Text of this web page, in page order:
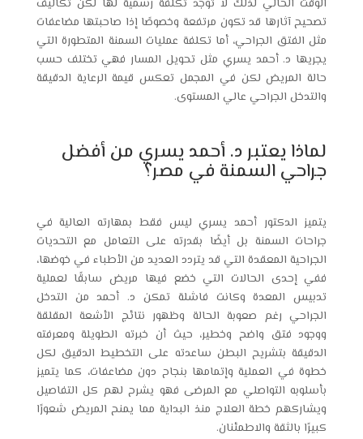
الوقت الحالي لذلك لا توجد تكلفة رسمية لها لكن تكاليف
تصحيح آثارها قد تكون مرتفعة وخصوصًا إذا صاحبتها مضاعفات
مثل الفتق الجراحي، أما تكلفة عمليات السمنة المتطورة التي
يجريها د. أحمد يسري مثل تحويل المسار فهي تختلف حسب
حالة المريض لكن في المجمل تعكس قيمة الرعاية الدقيقة
والتدخل الجراحي عالي المستوى.
لماذا يعتبر د. أحمد يسري من أفضل
جراحي السمنة في مصر؟
يتميز الدكتور أحمد يسري ليس فقط بمهارته العالية في
جراحات السمنة بل أيضًا بقدرته على التعامل مع التحديات
الجراحية المعقدة التي قد يتردد العديد من الأطباء في خوضها،
ففي إحدى الحالات التي خضع فيها مريض سابقًا لعملية
تدبيس المعدة وكانت فاشلة تمكن د. أحمد من التدخل
الجراحي رغم صعوبة الحالة وظهور نتائج الأشعة المقلقة
ووجود فتق واضح وخطير، حيث أن خبرته الطويلة ومعرفته
الدقيقة بتشريح البطن ساعدته على التخطيط الدقيق لكل
خطوة في العملية وإتمامها بنجاح دون مضاعفات، كما يتميز
بأسلوبه التواصلي مع المرضى فهو يشرح لهم كل التفاصيل
ويشاركهم خطة العلاج منذ البداية مما يمنح المريض شعورًا
كبيرًا بالثقة والاطمئنان.